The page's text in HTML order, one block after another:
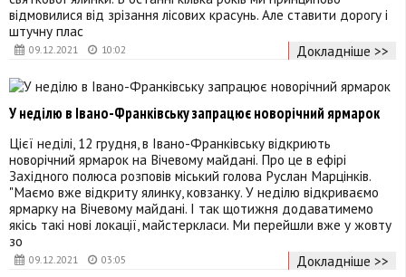
09.12.2021 10:02
відмовилися від зрізання лісових красунь. Але ставити дорогу і
штучну плас
Докладніше >>
09.12.2021 03:05
У неділю в Івано-Франківську запрацює новорічний ярмарок
Цієї неділі, 12 грудня, в Івано-Франківську відкриють
новорічний ярмарок на Вічевому майдані. Про це в ефірі
Західного полюса розповів міський голова Руслан Марцінків.
"Маємо вже відкриту ялинку, ковзанку. У неділю відкриваємо
ярмарку на Вічевому майдані. І так щотижня додаватимемо
якісь такі нові локації, майстеркласи. Ми перейшли вже у жовту
зо
Докладніше >>